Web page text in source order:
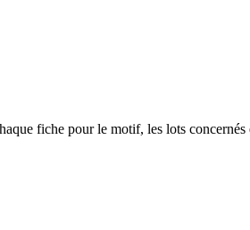
fiche pour le motif, les lots concernés